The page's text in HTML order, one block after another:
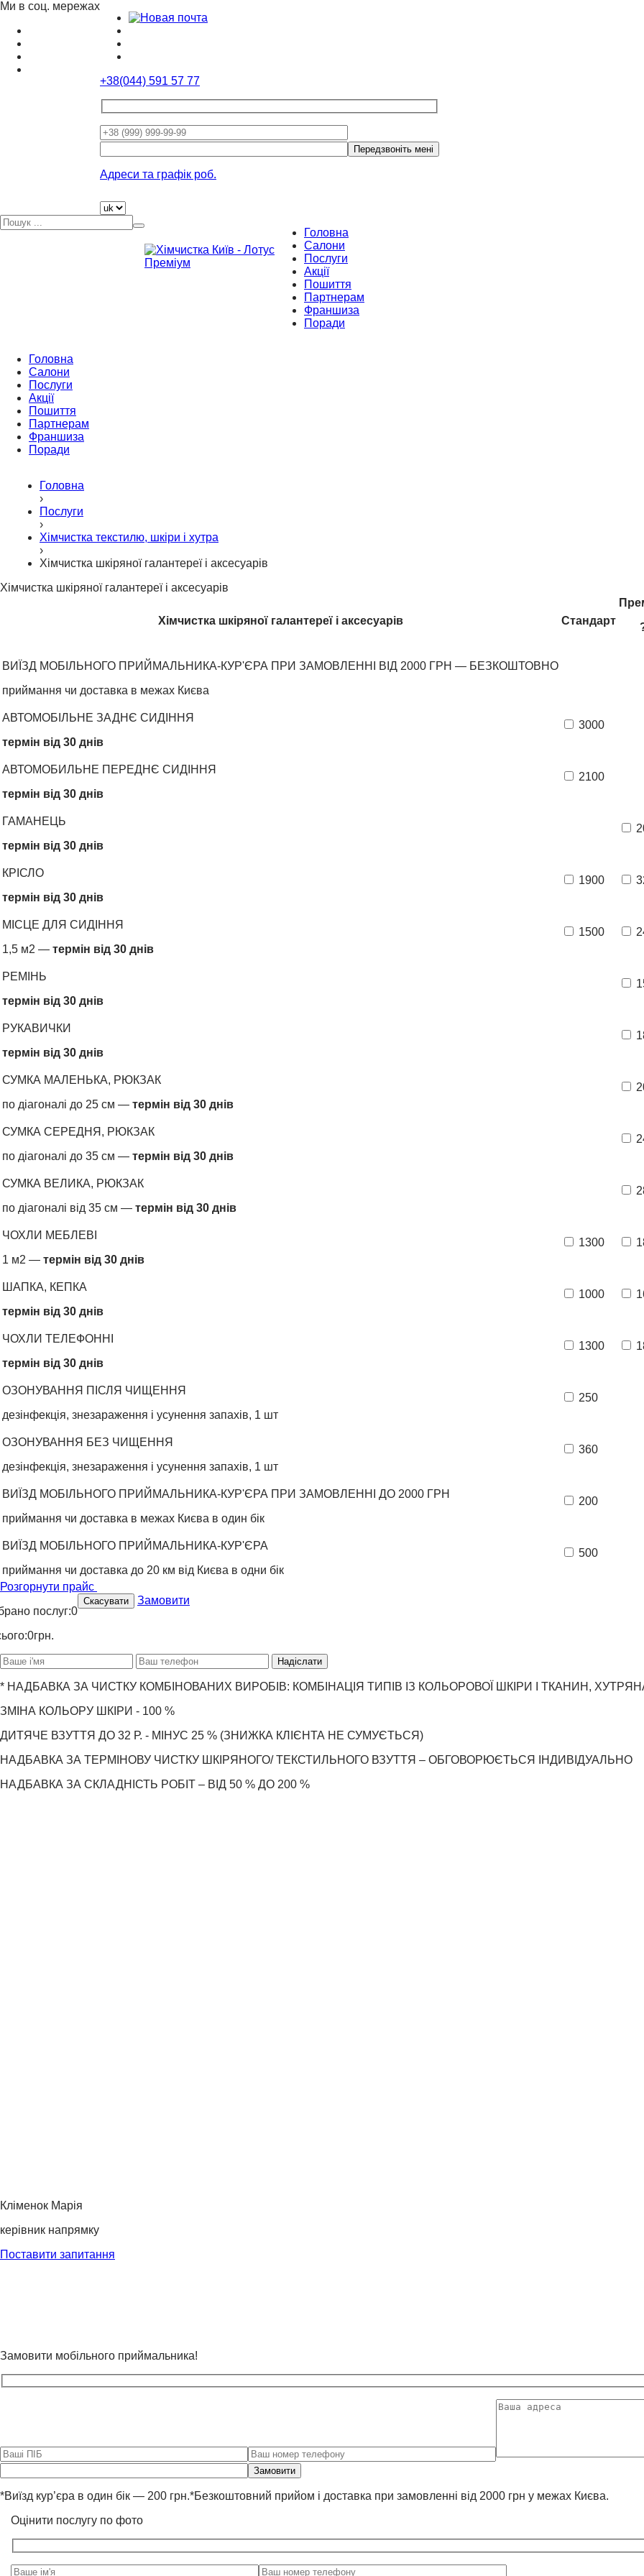
Ми в соц. мережах
+38(044) 591 57 77
leave
this
empty.
Адреси та графік роб.
Головна
Салони
Послуги
Акції
Пошиття
Партнерам
Франшиза
Поради
Головна
Салони
Послуги
Акції
Пошиття
Партнерам
Франшиза
Поради
Головна
›
Послуги
›
Хімчистка текстилю, шкіри і хутра
›
Хімчистка шкіряної галантереї і аксесуарів
Хімчистка шкіряної галантереї і аксесуарів
Хімчистка шкіряної галантереї і аксесуарів Стандарт
ВИЇЗД МОБІЛЬНОГО ПРИЙМАЛЬНИКА-КУР'ЄРА ПРИ ЗАМОВЛЕННІ ВІД 2000 ГРН — БЕЗКОШТОВНО
приймання чи доставка в межах Києва
АВТОМОБІЛЬНЕ ЗАДНЄ СИДІННЯ
термін від 30 днів
3000
АВТОМОБИЛЬНЕ ПЕРЕДНЄ СИДІННЯ
термін від 30 днів
2100
ГАМАНЕЦЬ
термін від 30 днів
КРІСЛО
термін від 30 днів
1900
МІСЦЕ ДЛЯ СИДІННЯ
1,5 м2 — термін від 30 днів
1500
РЕМІНЬ
термін від 30 днів
РУКАВИЧКИ
термін від 30 днів
СУМКА МАЛЕНЬКА, РЮКЗАК
по діагоналі до 25 см — термін від 30 днів
СУМКА СЕРЕДНЯ, РЮКЗАК
по діагоналі до 35 см — термін від 30 днів
СУМКА ВЕЛИКА, РЮКЗАК
по діагоналі від 35 см — термін від 30 днів
ЧОХЛИ МЕБЛЕВІ
1 м2 — термін від 30 днів
1300
ШАПКА, КЕПКА
термін від 30 днів
1000
ЧОХЛИ ТЕЛЕФОННІ
термін від 30 днів
1300
ОЗОНУВАННЯ ПІСЛЯ ЧИЩЕННЯ
дезінфекція, знезараження і усунення запахів, 1 шт
250
ОЗОНУВАННЯ БЕЗ ЧИЩЕННЯ
дезінфекція, знезараження і усунення запахів, 1 шт
360
ВИЇЗД МОБІЛЬНОГО ПРИЙМАЛЬНИКА-КУР'ЄРА ПРИ ЗАМОВЛЕННІ ДО 2000 ГРН
приймання чи доставка в межах Києва в один бік
200
ВИЇЗД МОБІЛЬНОГО ПРИЙМАЛЬНИКА-КУР'ЄРА
приймання чи доставка до 20 км від Києва в одни бік
500
Розгорнути прайс
послуг:0
0грн.
Скасувати Замовити
Надіслати
* НАДБАВКА ЗА ЧИСТКУ КОМБІНОВАНИХ ВИРОБІВ: КОМБІНАЦІЯ ТИПІВ ІЗ КОЛЬОРОВОЇ ШКІРИ І ТКАНИН,
ЗМІНА КОЛЬОРУ ШКІРИ - 100 %
ДИТЯЧЕ ВЗУТТЯ ДО 32 Р. - МІНУС 25 % (ЗНИЖКА КЛІЄНТА НЕ СУМУЄТЬСЯ)
НАДБАВКА ЗА ТЕРМІНОВУ ЧИСТКУ ШКІРЯНОГО/ ТЕКСТИЛЬНОГО ВЗУТТЯ – ОБГОВОРЮЄТЬСЯ ІНДИВІДУАЛЬНО
НАДБАВКА ЗА СКЛАДНІСТЬ РОБІТ – ВІД 50 % ДО 200 %
Кліменок Марія
керівник напрямку
Поставити запитання
Замовити мобільного приймальника!
leave
this
empty.
*Виїзд кур’єра в один бік — 200 грн.*Безкоштовний прийом і доставка при замовленні від 2000 грн у межах Києва.
Оцінити послугу по фото